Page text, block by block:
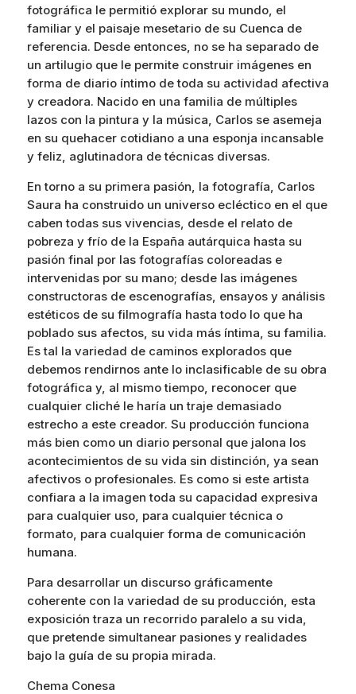
fotográfica le permitió explorar su mundo, el
familiar y el paisaje mesetario de su Cuenca de
referencia. Desde entonces, no se ha separado de
un artilugio que le permite construir imágenes en
forma de diario íntimo de toda su actividad afectiva
y creadora. Nacido en una familia de múltiples
lazos con la pintura y la música, Carlos se asemeja
en su quehacer cotidiano a una esponja incansable
y feliz, aglutinadora de técnicas diversas.
En torno a su primera pasión, la fotografía, Carlos
Saura ha construido un universo ecléctico en el que
caben todas sus vivencias, desde el relato de
pobreza y frío de la España autárquica hasta su
pasión final por las fotografías coloreadas e
intervenidas por su mano; desde las imágenes
constructoras de escenografías, ensayos y análisis
estéticos de su filmografía hasta todo lo que ha
poblado sus afectos, su vida más íntima, su familia.
Es tal la variedad de caminos explorados que
debemos rendirnos ante lo inclasificable de su obra
fotográfica y, al mismo tiempo, reconocer que
cualquier cliché le haría un traje demasiado
estrecho a este creador. Su producción funciona
más bien como un diario personal que jalona los
acontecimientos de su vida sin distinción, ya sean
afectivos o profesionales. Es como si este artista
confiara a la imagen toda su capacidad expresiva
para cualquier uso, para cualquier técnica o
formato, para cualquier forma de comunicación
humana.
Para desarrollar un discurso gráficamente
coherente con la variedad de su producción, esta
exposición traza un recorrido paralelo a su vida,
que pretende simultanear pasiones y realidades
bajo la guía de su propia mirada.
Chema Conesa